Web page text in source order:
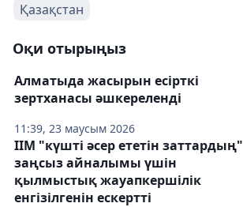
Қазақстан
Оқи отырыңыз
11:39, 23 маусым 2026
Алматыда жасырын есірткі
зертханасы әшкереленді
ІІМ "күшті әсер ететін заттардың"
заңсыз айналымы үшін
қылмыстық жауапкершілік
енгізілгенін ескертті